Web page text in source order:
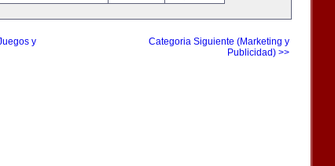
y
Categoria Siguiente (Marketing y
Publicidad) >>